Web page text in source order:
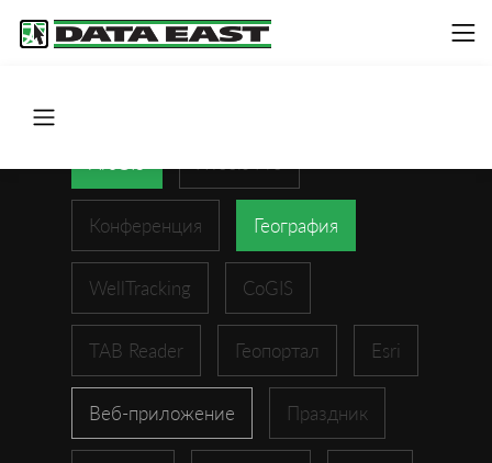
Конференция География
WellTracking CoGIS
TAB Reader Геопортал Esri
Веб-приложение Праздник